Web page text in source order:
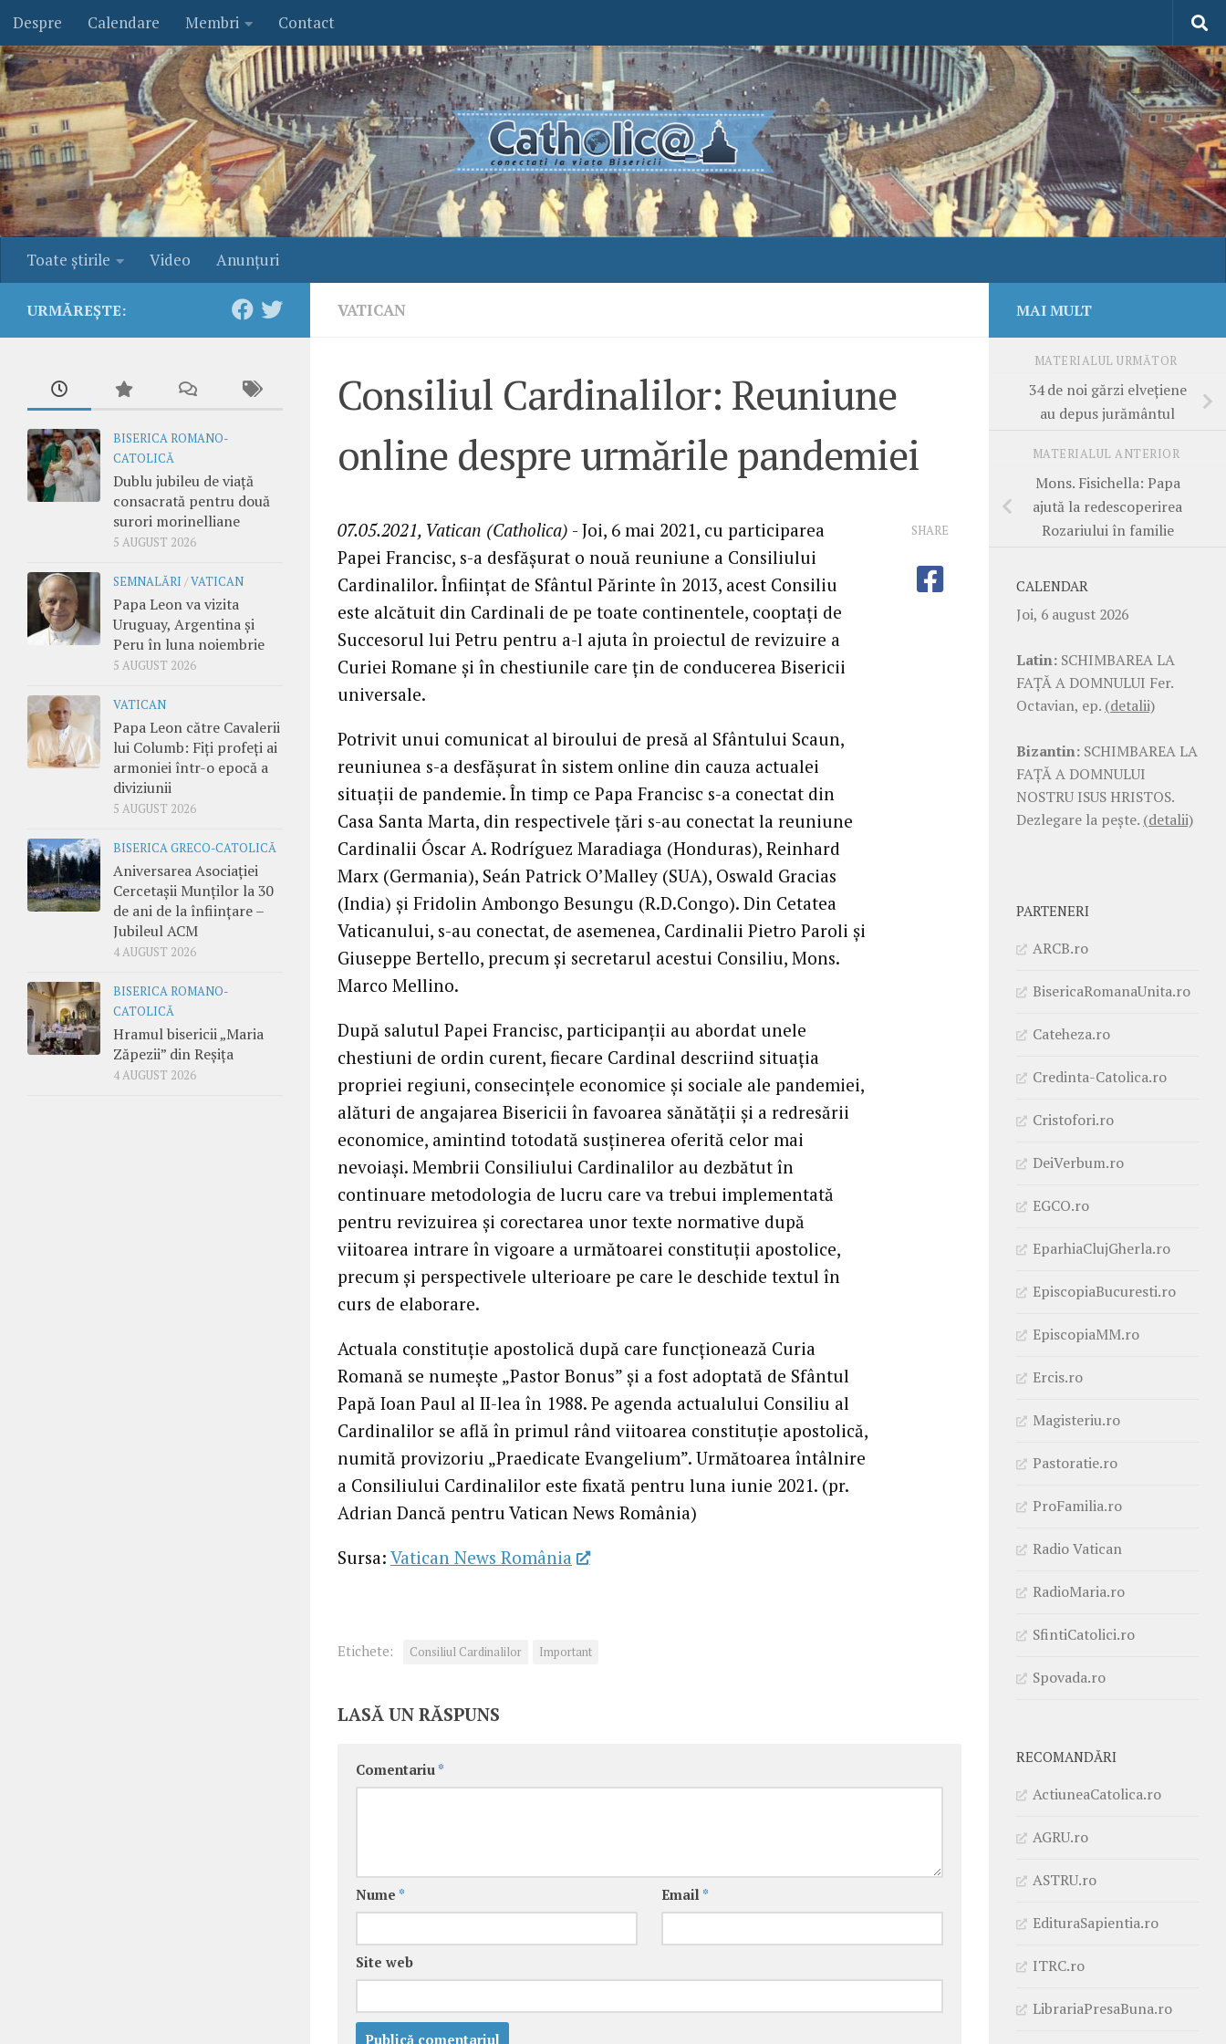
Skip to content
Despre Calendare Membri Contact
Toate ştirile Video Anunţuri
VATICAN
Consiliul Cardinalilor: Reuniune
online despre urmările pandemiei
07.05.2021, Vatican (Catholica) - Joi, 6 mai 2021, cu participarea
Papei Francisc, s-a desfășurat o nouă reuniune a Consiliului
Cardinalilor. Înființat de Sfântul Părinte în 2013, acest Consiliu
este alcătuit din Cardinali de pe toate continentele, cooptați de
Succesorul lui Petru pentru a-l ajuta în proiectul de revizuire a
Curiei Romane și în chestiunile care țin de conducerea Bisericii
universale.
Potrivit unui comunicat al biroului de presă al Sfântului Scaun,
reuniunea s-a desfășurat în sistem online din cauza actualei
situații de pandemie. În timp ce Papa Francisc s-a conectat din
Casa Santa Marta, din respectivele țări s-au conectat la reuniune
Cardinalii Óscar A. Rodríguez Maradiaga (Honduras), Reinhard
Marx (Germania), Seán Patrick O’Malley (SUA), Oswald Gracias
(India) și Fridolin Ambongo Besungu (R.D.Congo). Din Cetatea
Vaticanului, s-au conectat, de asemenea, Cardinalii Pietro Paroli și
Giuseppe Bertello, precum și secretarul acestui Consiliu, Mons.
Marco Mellino.
După salutul Papei Francisc, participanții au abordat unele
chestiuni de ordin curent, fiecare Cardinal descriind situația
propriei regiuni, consecințele economice și sociale ale pandemiei,
alături de angajarea Bisericii în favoarea sănătății și a redresării
economice, amintind totodată susținerea oferită celor mai
nevoiași. Membrii Consiliului Cardinalilor au dezbătut în
continuare metodologia de lucru care va trebui implementată
pentru revizuirea și corectarea unor texte normative după
viitoarea intrare în vigoare a următoarei constituții apostolice,
precum și perspectivele ulterioare pe care le deschide textul în
curs de elaborare.
Actuala constituție apostolică după care funcționează Curia
Romană se numește „Pastor Bonus” și a fost adoptată de Sfântul
Papă Ioan Paul al II-lea în 1988. Pe agenda actualului Consiliu al
Cardinalilor se află în primul rând viitoarea constituție apostolică,
numită provizoriu „Praedicate Evangelium”. Următoarea întâlnire
a Consiliului Cardinalilor este fixată pentru luna iunie 2021. (pr.
Adrian Dancă pentru Vatican News România)
Sursa: Vatican News România
SHARE
Etichete: Consiliul Cardinalilor Important
LASĂ UN RĂSPUNS
Comentariu *
Nume * Email *
Site web
URMĂREȘTE:
BISERICA ROMANO-
CATOLICĂ
Dublu jubileu de viață
consacrată pentru două
surori morinelliane
5 AUGUST 2026
SEMNALĂRI /VATICAN
Papa Leon va vizita
Uruguay, Argentina și
Peru în luna noiembrie
5 AUGUST 2026
VATICAN
Papa Leon către Cavalerii
lui Columb: Fiți profeți ai
armoniei într-o epocă a
diviziunii
5 AUGUST 2026
BISERICA GRECO-CATOLICĂ
Aniversarea Asociației
Cercetașii Munților la 30
de ani de la înființare –
Jubileul ACM
4 AUGUST 2026
BISERICA ROMANO-
CATOLICĂ
Hramul bisericii „Maria
Zăpezii” din Reșița
4 AUGUST 2026
MAI MULT
MATERIALUL URMĂTOR
34 de noi gărzi elvețiene
au depus jurământul
MATERIALUL ANTERIOR
Mons. Fisichella: Papa
ajută la redescoperirea
Rozariului în familie
CALENDAR
Joi, 6 august 2026
Latin: SCHIMBAREA LA
FAŢĂ A DOMNULUI Fer.
Octavian, ep. (detalii)
Bizantin: SCHIMBAREA LA
FAŢĂ A DOMNULUI
NOSTRU ISUS HRISTOS.
Dezlegare la pește. (detalii)
PARTENERI
ARCB.ro
BisericaRomanaUnita.ro
Cateheza.ro
Credinta-Catolica.ro
Cristofori.ro
DeiVerbum.ro
EGCO.ro
EparhiaClujGherla.ro
EpiscopiaBucuresti.ro
EpiscopiaMM.ro
Ercis.ro
Magisteriu.ro
Pastoratie.ro
ProFamilia.ro
Radio Vatican
RadioMaria.ro
SfintiCatolici.ro
Spovada.ro
RECOMANDĂRI
ActiuneaCatolica.ro
AGRU.ro
ASTRU.ro
EdituraSapientia.ro
ITRC.ro
LibrariaPresaBuna.ro